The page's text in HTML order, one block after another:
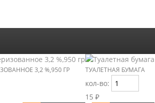
3,2 %,950 ГР ТУАЛЕТНАЯ БУМАГА
кол-во:
15 ₽